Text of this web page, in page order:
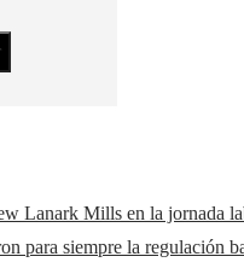
Lanark Mills en la jornada
para siempre la regulación